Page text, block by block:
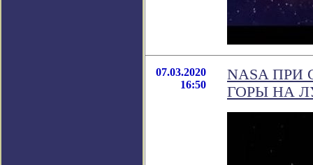
07.03.2020
16:50
NASA
ГОРЫ НА